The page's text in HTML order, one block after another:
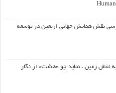
نقش همایش جهانی اربعین در توسعه
نقش زمین ، نماید چو «هشت» از نگار